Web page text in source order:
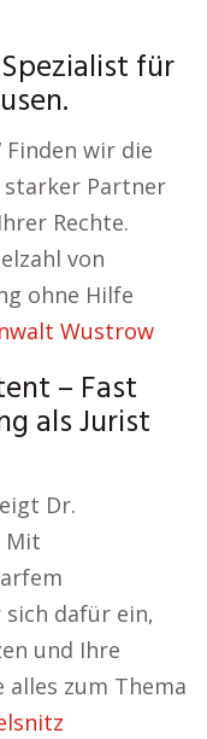
für
Finden wir die
starker Partner
Rechte.
von
ohne Hilfe
Wustrow
– Fast
als Jurist
Dr.
Mit
dafür ein,
und Ihre
alles zum Thema